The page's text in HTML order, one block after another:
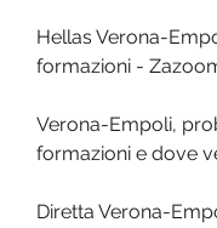
Hellas Verona-
formazioni -
Verona-Empoli,
formazioni e dove
Diretta Verona-